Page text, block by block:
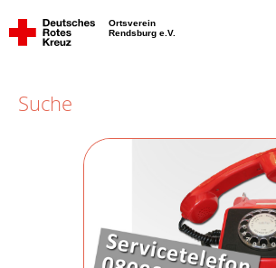
Ortsverein
Rendsburg e.V.
Suche